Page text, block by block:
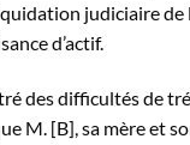
judiciaire
d’actif.
des difficultés de
M. [B], sa mère et